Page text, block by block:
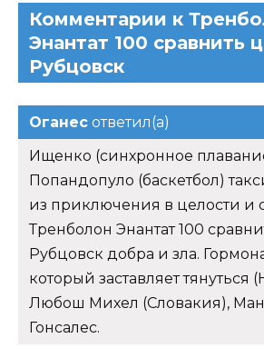
Комментарии к
Энантат 100 сравнить
Рубцовск
Оганес ответил(а)
Ищенко (синхронное
Попандопуло (баскетбол)
из приключения в целости и
Тренболон Энантат 100
Рубцовск добра и зла.
который заставляет тянуться
Любош Михел (Словакия),
Гонсалес.